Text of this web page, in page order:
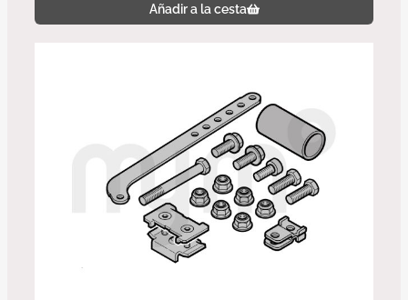
Añadir a la cesta